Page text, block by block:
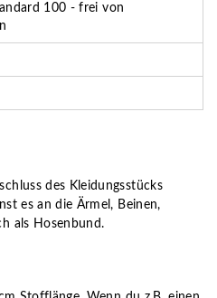
100 - frei von
des Kleidungsstücks
es an die Ärmel, Beinen,
als Hosenbund.